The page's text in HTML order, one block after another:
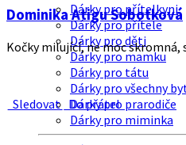
Dárky pro přítelkyni
Dárky pro přítele
Dárky pro děti
Dárky pro mamku
Dárky pro tátu
Dárky pro všechny
Dárky pro prarodiče
Dárky pro miminka
Dominika Atigu Sobotková
Kočky milující, ne moc skromná,
Sledovat Do přátel